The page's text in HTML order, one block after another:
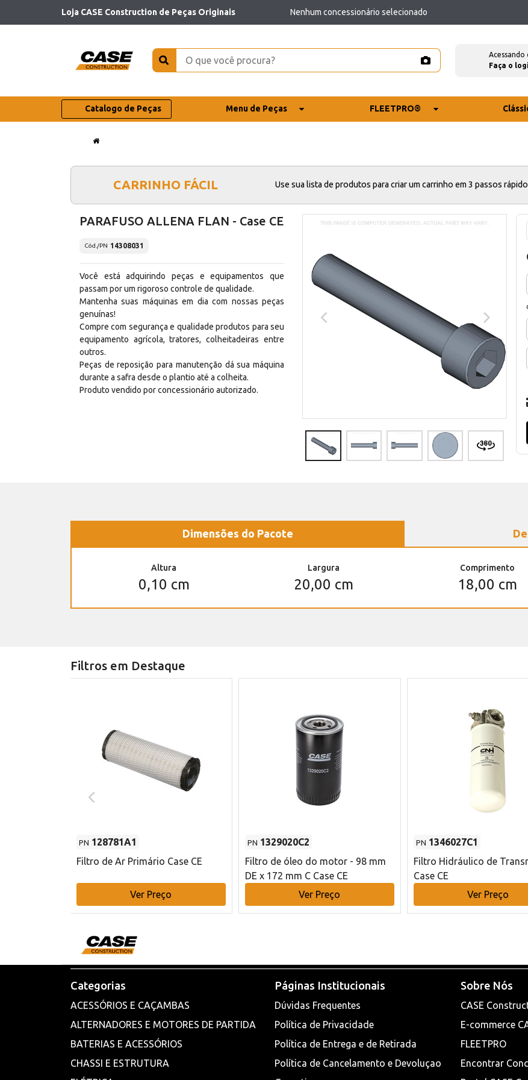
Loja CASE Construction de Peças Originais Nenhum concessionário selecionado
Faça o
Catalogo de Peças Menu de Peças FLEETPRO®
CARRINHO FÁCIL Use sua lista de produtos para criar um carrinho em 3 passos
PARAFUSO ALLENA FLAN - Case CE
Cód./PN 14308031
Você está adquirindo peças e equipamentos que
passam por um rigoroso controle de qualidade.
Mantenha suas máquinas em dia com nossas peças
genuínas!
Compre com segurança e qualidade produtos para seu
equipamento agrícola, tratores, colheitadeiras entre
outros.
Peças de reposição para manutenção dá sua máquina
durante a safra desde o plantio até a colheita.
Produto vendido por concessionário autorizado.
Dimensões do Pacote
Altura
0,10 cm
Largura
20,00 cm
Comprimento
18,00 cm
Filtros em Destaque
PN 128781A1
Filtro de Ar Primário Case CE
Ver Preço
PN 1329020C2
Filtro de óleo do motor - 98 mm
DE x 172 mm C Case CE
Ver Preço
PN 1346027C1
Filtro Hidráulico de
Case CE
Ver Preço
Categorias
ACESSÓRIOS E CAÇAMBAS
ALTERNADORES E MOTORES DE PARTIDA
BATERIAS E ACESSÓRIOS
CHASSI E ESTRUTURA
Páginas Institucionais
Dúvidas Frequentes
Política de Privacidade
Política de Entrega e de Retirada
Política de Cancelamento e Devoluçao
Sobre Nós
CASE
E-commerce
FLEETPRO
Encontrar